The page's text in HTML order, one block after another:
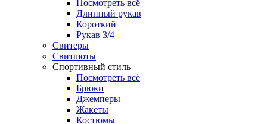
Посмотреть всё
Длинный рукав
Короткий
Рукав 3/4
Свитеры
Свитшоты
Спортивный стиль
Посмотреть всё
Брюки
Джемперы
Жакеты
Костюмы